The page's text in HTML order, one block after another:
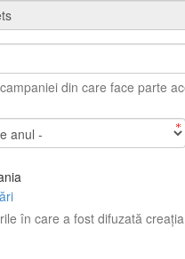
din care face parte
în care a fost difuzată